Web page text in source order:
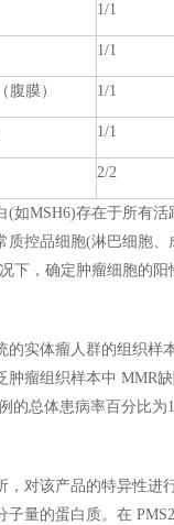
1/1
1/1
腹膜） 1/1
1/1
2/2
MSH6)存在于所有活
质控品细胞(淋巴细胞、
下，确定肿瘤细胞的阳
实体瘤人群的组织样
肿瘤组织样本中 MMR
的总体患病率百分比为
对该产品的特异性进
子量的蛋白质。在